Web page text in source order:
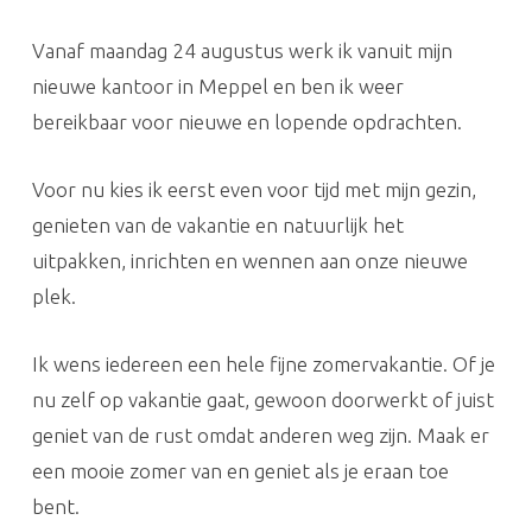
Vanaf maandag 24 augustus werk ik vanuit mijn
nieuwe kantoor in Meppel en ben ik weer
bereikbaar voor nieuwe en lopende opdrachten.
Voor nu kies ik eerst even voor tijd met mijn gezin,
genieten van de vakantie en natuurlijk het
uitpakken, inrichten en wennen aan onze nieuwe
plek.
Ik wens iedereen een hele fijne zomervakantie. Of je
nu zelf op vakantie gaat, gewoon doorwerkt of juist
geniet van de rust omdat anderen weg zijn. Maak er
een mooie zomer van en geniet als je eraan toe
bent.